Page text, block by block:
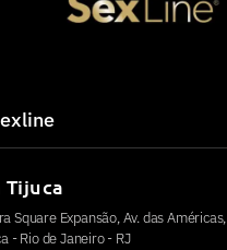
Tijuca
Square Expansão, Av. das
- Rio de Janeiro - RJ